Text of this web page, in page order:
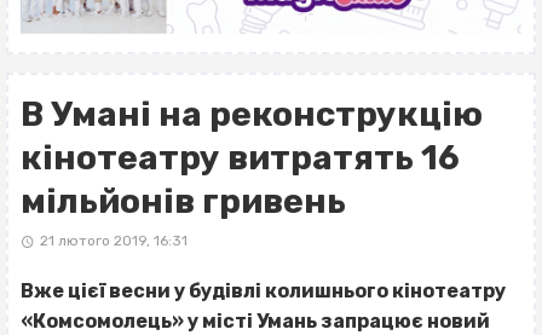
В Умані на реконструкцію
кінотеатру витратять 16
мільйонів гривень
21 лютого 2019, 16:31
Вже цієї весни у будівлі колишнього кінотеатру
«Комсомолець» у місті Умань запрацює новий